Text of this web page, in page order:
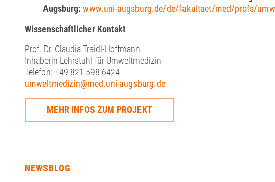
Augsburg:www.uni-augsburg.de/de/fakultaet/med/profs/
Wissenschaftlicher Kontakt
Prof. Dr. Claudia Traidl-Hoffmann
Inhaberin Lehrstuhl für Umweltmedizin
Telefon: +49 821 598 6424
umweltmedizin@med.uni-augsburg.de
MEHR INFOS ZUM PROJEKT
NEWSBLOG